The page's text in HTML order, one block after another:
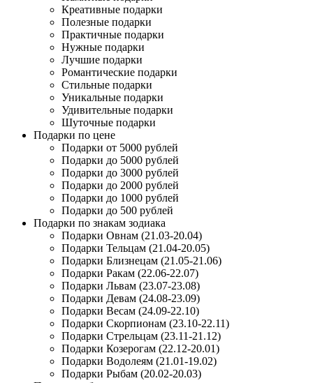
Креативные подарки
Полезные подарки
Практичные подарки
Нужные подарки
Лучшие подарки
Романтические подарки
Стильные подарки
Уникальные подарки
Удивительные подарки
Шуточные подарки
Подарки по цене
Подарки от 5000 рублей
Подарки до 5000 рублей
Подарки до 3000 рублей
Подарки до 2000 рублей
Подарки до 1000 рублей
Подарки до 500 рублей
Подарки по знакам зодиака
Подарки Овнам (21.03-20.04)
Подарки Тельцам (21.04-20.05)
Подарки Близнецам (21.05-21.06)
Подарки Ракам (22.06-22.07)
Подарки Львам (23.07-23.08)
Подарки Девам (24.08-23.09)
Подарки Весам (24.09-22.10)
Подарки Скорпионам (23.10-22.11)
Подарки Стрельцам (23.11-21.12)
Подарки Козерогам (22.12-20.01)
Подарки Водолеям (21.01-19.02)
Подарки Рыбам (20.02-20.03)